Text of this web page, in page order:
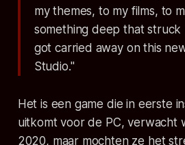
my themes, to my films, to
something deep that struck
got carried away on this
Studio."
Het is een game die in eerste
uitkomt voor de PC, verwacht
2020, maar mochten ze het